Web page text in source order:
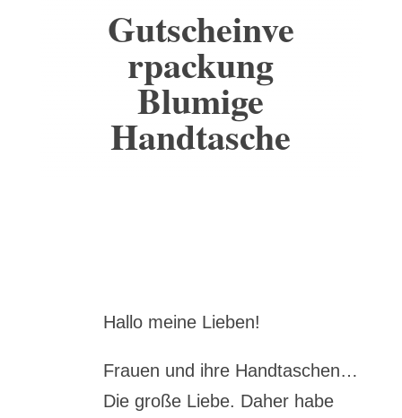
Gutscheinve
rpackung
Blumige
Handtasche
Hallo meine Lieben!
Frauen und ihre Handtaschen…
Die große Liebe. Daher habe